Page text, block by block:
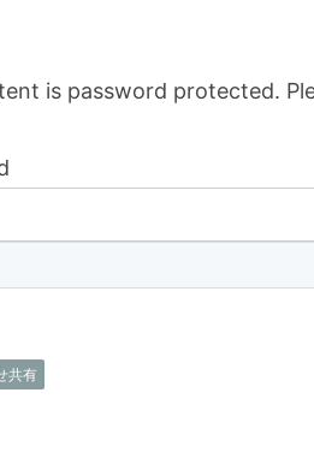
is password protected.
共有